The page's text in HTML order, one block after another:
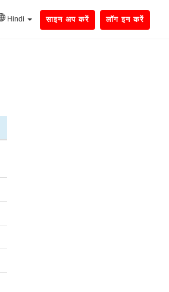
Hindi साइन अप करें लॉग इन करें